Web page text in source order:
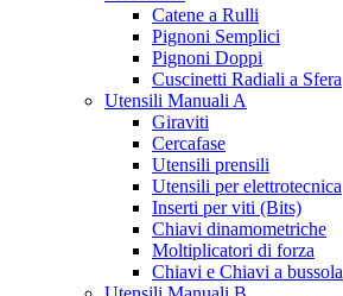
Catene a Rulli
Pignoni Semplici
Pignoni Doppi
Cuscinetti Radiali a Sfera
Utensili Manuali A
Giraviti
Cercafase
Utensili prensili
Utensili per elettrotecnica
Inserti per viti (Bits)
Chiavi dinamometriche
Moltiplicatori di forza
Chiavi e Chiavi a bussola